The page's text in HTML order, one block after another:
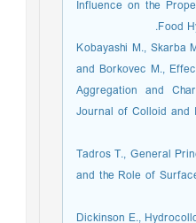
Influence on the
Food
19. Kobayashi M.,
and Borkovec M.,
Aggregation and
Journal of Colloid
20. Tadros T., General
and the Role of
21. Dickinson E.,